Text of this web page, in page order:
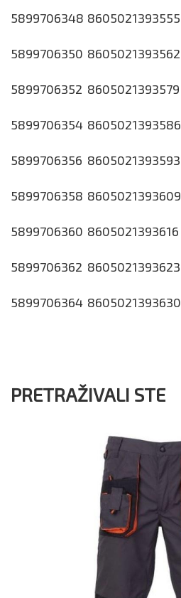
5899706348 8605021393555
5899706350 8605021393562
5899706352 8605021393579
5899706354 8605021393586
5899706356 8605021393593
5899706358 8605021393609
5899706360 8605021393616
5899706362 8605021393623
5899706364 8605021393630
PRETRAŽIVALI STE